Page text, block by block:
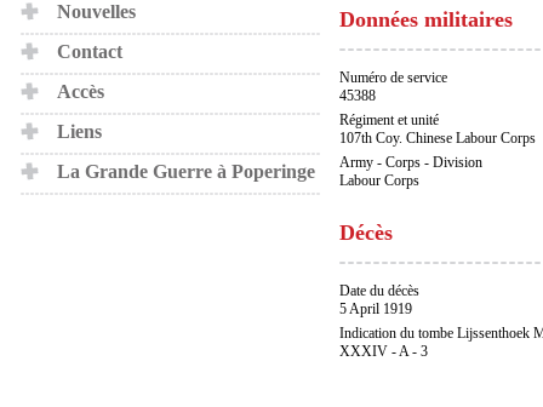
Nouvelles
Contact
Accès
Liens
La Grande Guerre à Poperinge
Données militaires
Numéro de service
45388
Régiment et unité
107th Coy. Chinese Labour Corps
Army - Corps - Division
Labour Corps
Décès
Date du décès
5 April 1919
Indication du tombe Lijssenthoek
XXXIV - A - 3